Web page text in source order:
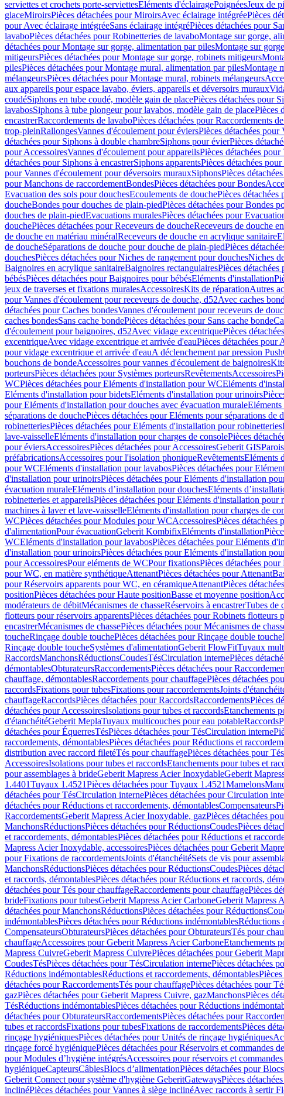
serviettes et crochets porte-serviettesEléments d'éclairagePoignéesJeux de
glaceMiroirsPièces détachées pour MiroirsAvec éclairage intégréePièces
pour Avec éclairage intégréeSans éclairage intégréPièces détachées pour
lavaboPièces détachées pour Robinetteries de lavaboMontage sur gorge,
détachées pour Montage sur gorge, alimentation par pilesMontage sur
mitigeursPièces détachées pour Montage sur gorge, robinets mitigeurs
pilesPièces détachées pour Montage mural, alimentation par pilesMontage
mélangeursPièces détachées pour Montage mural, robinets mélangeurs
aux appareils pour espace lavabo, éviers, appareils et déversoirs muraux
coudéSiphons en tube coudé, modèle gain de placePièces détachées pour
lavabosSiphons à tube plongeur pour lavabos, modèle gain de placePièces
encastrerRaccordements de lavaboPièces détachées pour Raccordements
trop-pleinRallongesVannes d'écoulement pour éviersPièces détachées
détachées pour Siphons à double chambreSiphons pour évierPièces
pour AccessoiresVannes d'écoulement pour appareilsPièces détachées
détachées pour Siphons à encastrerSiphons apparentsPièces détachées
pour Vannes d'écoulement pour déversoirs murauxSiphonsPièces
pour Manchons de raccordementBondesPièces détachées pour Bondes
Evacuation des sols pour douchesEcoulements de douchePièces détachées
doucheBondes pour douches de plain-piedPièces détachées pour Bondes
douches de plain-piedEvacuations muralesPièces détachées pour
douchePièces détachées pour Receveurs de doucheReceveurs de douche
de douche en matériau minéralReceveurs de douche en acrylique sanitaire
de doucheSéparations de douche pour douche de plain-piedPièces
douchesPièces détachées pour Niches de rangement pour douchesNiches
Baignoires en acrylique sanitaireBaignoires rectangulairesPièces
bébésPièces détachées pour Baignoires pour bébésEléments d'installation
jeux de traverses et fixations muralesAccessoiresKits de réparationAutres
pour Vannes d'écoulement pour receveurs de douche, d52Avec caches
détachées pour Caches bondesVannes d'écoulement pour receveurs de
caches bondesSans cache bondePièces détachées pour Sans cache bonde
d'écoulement pour baignoires, d52Avec vidage excentriquePièces
excentriqueAvec vidage excentrique et arrivée d'eauPièces détachées pour
pour vidage excentrique et arrivée d'eauA déclenchement par pression
bouchons de bondeAccessoires pour vannes d'écoulement de baignoires
porteursPièces détachées pour Systèmes porteursRevêtementsAccessoires
WCPièces détachées pour Eléments d'installation pour WCEléments
Eléments d'installation pour bidetsEléments d'installation pour urinoirs
pour Eléments d'installation pour douches avec évacuation murale
séparations de douchePièces détachées pour Eléments pour séparations de
robinetteriesPièces détachées pour Eléments d'installation pour robinetteries
lave-vaisselleEléments d'installation pour charges de consolePièces
pour éviersAccessoiresPièces détachées pour AccessoiresGeberit GISParois
préfabricationsAccessoires pour l'isolation phoniqueRevêtementsEléments
pour WCEléments d'installation pour lavabosPièces détachées pour
d'installation pour urinoirsPièces détachées pour Eléments d'installation
évacuation muraleEléments d’installation pour douchesEléments
robinetteries et appareilsPièces détachées pour Eléments d'installation pour
machines à laver et lave-vaisselleEléments d'installation pour charges de
WCPièces détachées pour Modules pour WCAccessoiresPièces détachées
d'alimentationPour évacuationGeberit KombifixEléments d'installation
WCEléments d'installation pour lavabosPièces détachées pour Eléments
d'installation pour urinoirsPièces détachées pour Eléments d'installation
pour AccessoiresPour eléments de WCPour fixationsPièces détachées
pour WC, en matière synthétiqueAttenantPièces détachées pour Attenant
pour Réservoirs apparents pour WC, en céramiqueAttenantPièces
positionPièces détachées pour Haute positionBasse et moyenne position
modérateurs de débitMécanismes de chasseRéservoirs à encastrerTubes de
flotteurs pour réservoirs apparentsPièces détachées pour Robinets flotteurs
encastrerMécanismes de chassePièces détachées pour Mécanismes de
toucheRinçage double touchePièces détachées pour Rinçage double touche
Rinçage double toucheSystèmes d'alimentationGeberit FlowFitTuyaux
RaccordsManchonsRéductionsCoudesTésCirculation internePièces
démontablesObturateursRaccordementsPièces détachées pour
chauffage, démontablesRaccordements pour chauffagePièces détachées
raccordsFixations pour tubesFixations pour raccordementsJoints
chauffageRaccordsPièces détachées pour RaccordsRaccordementsPièces
détachées pour AccessoiresIsolations pour tubes et raccordsEtanchements
d'étanchéitéGeberit MeplaTuyaux multicouches pour eau potableRaccords
détachées pour ÉquerresTésPièces détachées pour TésCirculation interne
raccordements, démontablesPièces détachées pour Réductions et
distribution avec raccord filetéTés pour chauffagePièces détachées pour
AccessoiresIsolations pour tubes et raccordsEtanchements pour tubes et
pour assemblages à brideGeberit Mapress Acier InoxydableGeberit
1.4401Tuyaux 1.4521Pièces détachées pour Tuyaux 1.4521Mamelons
détachées pour TésCirculation internePièces détachées pour Circulation
détachées pour Réductions et raccordements, démontablesCompensateurs
RaccordementsGeberit Mapress Acier Inoxydable, gazPièces détachées
ManchonsRéductionsPièces détachées pour RéductionsCoudesPièces
et raccordements, démontablesPièces détachées pour Réductions et
Mapress Acier Inoxydable, accessoiresPièces détachées pour Geberit
pour Fixations de raccordementsJoints d'étanchéitéSets de vis pour
ManchonsRéductionsPièces détachées pour RéductionsCoudesPièces
et raccords, démontablesPièces détachées pour Réductions et raccords,
détachées pour Tés pour chauffageRaccordements pour chauffagePièces
brideFixations pour tubesGeberit Mapress Acier CarboneGeberit Mapress
détachées pour ManchonsRéductionsPièces détachées pour Réductions
indémontablesPièces détachées pour Réductions indémontablesRéductions
CompensateursObturateursPièces détachées pour ObturateursTés pour
chauffageAccessoires pour Geberit Mapress Acier CarboneEtanchements
Mapress CuivreGeberit Mapress CuivrePièces détachées pour Geberit
CoudesTésPièces détachées pour TésCirculation internePièces détachées
Réductions indémontablesRéductions et raccordements, démontables
détachées pour RaccordementsTés pour chauffagePièces détachées pour
gazPièces détachées pour Geberit Mapress Cuivre, gazManchonsPièces
TésRéductions indémontablesPièces détachées pour Réductions
détachées pour ObturateursRaccordementsPièces détachées pour
tubes et raccordsFixations pour tubesFixations de raccordementsPièces
rinçage hygiéniquesPièces détachées pour Unités de rinçage hygiéniques
rinçage forcé hygiéniquePièces détachées pour Réservoirs et commandes
pour Modules d’hygiène intégrésAccessoires pour réservoirs et
hygiéniqueCapteursCâblesBlocs d’alimentationPièces détachées pour
Geberit Connect pour système d'hygiène GeberitGatewaysPièces
inclinéPièces détachées pour Vannes à siège inclinéAvec raccords à sertir